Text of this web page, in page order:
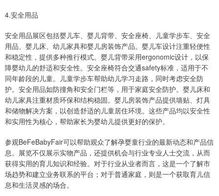
4.安全用品
安全用品展区包括婴儿车、婴儿背带、安全座椅、儿童学步车、安全
用品、婴儿床、幼儿家具和婴儿房装饰产品。婴儿车设计注重轻便性
和稳定性，提供多种推行模式。婴儿背带采用ergonomic设计，以保
障婴幼儿的舒适和安全性。安全座椅符合交通safety标准，适用于不
同年龄段的儿童。儿童学步车帮助幼儿学习走路，同时考虑安全防
护。安全用品如防撞角和安全门栏等，用于家庭安全防护。婴儿床和
幼儿家具注重材质环保和结构稳固。婴儿房装饰产品提供墙贴、灯具
和储物解决方案，以创造舒适的儿童居住环境。这些产品均以安全性
和实用性为核心，帮助家长为婴幼儿提供更好的保护。
参观BeFeBabyFair可以帮助观众了解孕婴童行业的最新动态和产品信
息。展览不仅展示实物产品，还提供机会与行业专业人士交流，从而
获得实用的育儿知识和经验。对于行业从业者而言，这是一个了解市
场趋势和建立业务联系的平台；对于普通家庭，则是一个获取育儿信
息和生活灵感的场合。